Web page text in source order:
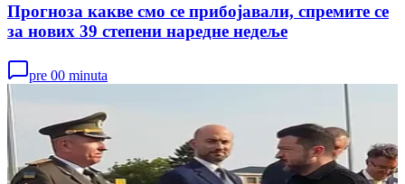
Прогноза какве смо се прибојавали, спремите се
за нових 39 степени наредне недеље
pre 00 minuta